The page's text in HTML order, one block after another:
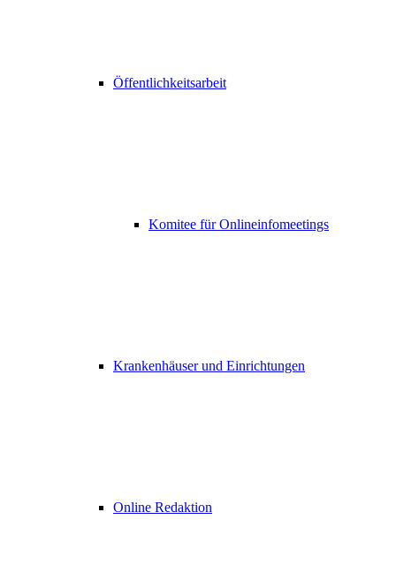
Öffentlichkeitsarbeit
Komitee für Onlineinfomeetings
Krankenhäuser und Einrichtungen
Online Redaktion